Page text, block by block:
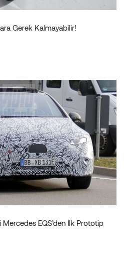
Gerek Kalmayabilir!